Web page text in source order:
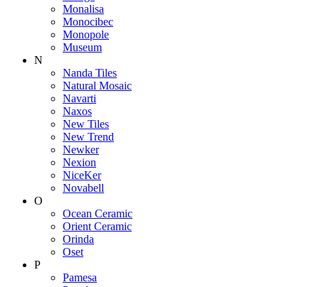
Monalisa
Monocibec
Monopole
Museum
N
Nanda Tiles
Natural Mosaic
Navarti
Naxos
New Tiles
New Trend
Newker
Nexion
NiceKer
Novabell
O
Ocean Ceramic
Orient Ceramic
Orinda
Oset
P
Pamesa